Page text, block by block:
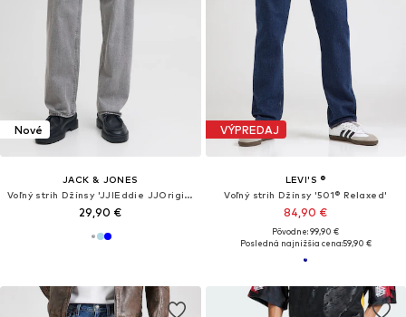
Nové
JACK & JONES
Voľný strih Džínsy 'JJIEddie JJOriginal'
29,90 €
VÝPREDAJ
LEVI'S ®
Voľný strih Džínsy '501® Relaxed'
84,90 €
Pôvodne: 99,90 €
Posledná najnižšia cena:59,90 €